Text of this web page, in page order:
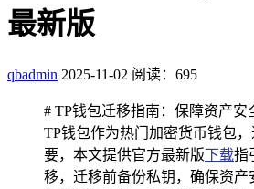
最新版
qbadmin 2025-11-02 阅读：695
# TP钱包迁移指南：保障资产安
TP钱包作为热门加密货币钱包
要，本文提供官方最新版下载指
移，迁移前备份私钥，确保资产